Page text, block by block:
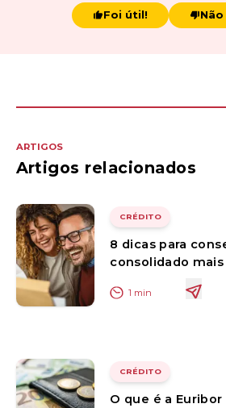
Foi útil!
ARTIGOS
Artigos relacionados
CRÉDITO
8 dicas para
consolidado mais
1 min
CRÉDITO
O que é a